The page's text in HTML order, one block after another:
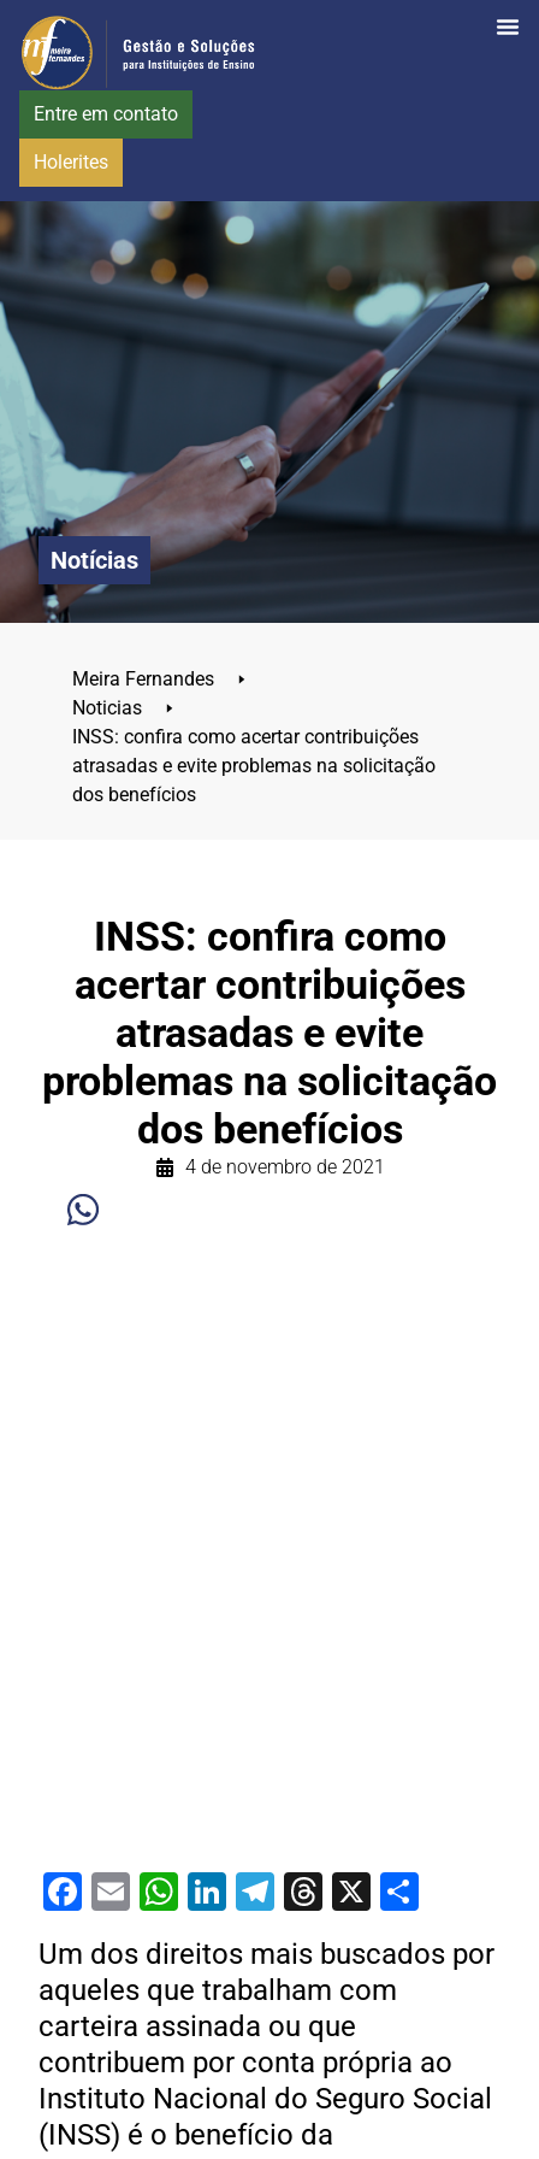
Entre em contato
Holerites
Notícias
Meira Fernandes
🢒
Noticias
🢒
INSS: confira como acertar contribuições
atrasadas e evite problemas na solicitação
dos benefícios
INSS: confira como
acertar contribuições
atrasadas e evite
problemas na solicitação
dos benefícios
4 de novembro de 2021
Facebook
EmailWhatsApp
LinkedIn
Telegram
Threads
X
Um dos direitos mais buscados por
aqueles que trabalham com
carteira assinada ou que
contribuem por conta própria ao
Instituto Nacional do Seguro Social
(INSS) é o benefício da